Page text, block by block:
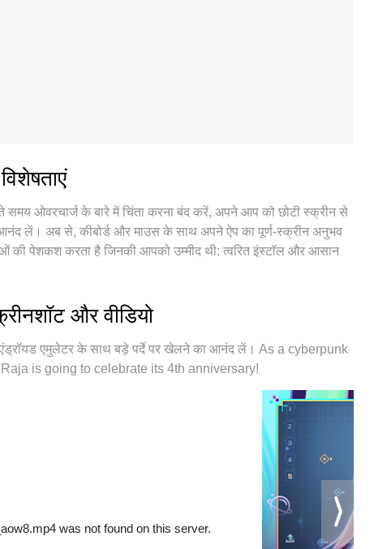
ओवरचार्ज के बारे में चिंता करना बंद करें, अपने आप को छोटी स्क्रीन से
लें। अब से, कीबोर्ड और माउस के साथ अपने ऐप का पूर्ण-स्क्रीन अनुभव
की पेशकश करता है जिनकी आपको उम्मीद थी: त्वरित इंस्टॉल और आसान
और परेशान कॉल। आपके कंप्यूटर पर Dragon Raja - SEA का उपयोग
इंजन आपके पीसी की पूरी क्षमता को जारी कर सकता है, सब कुछ
और वीडियो
एमुलेटर के साथ बड़े पर्दे पर खेलने का आनंद लें। As a cyberpunk
is going to celebrate its 4th anniversary!